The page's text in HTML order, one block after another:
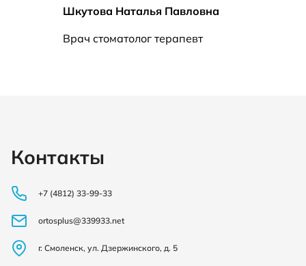
Шкутова Наталья Павловна
Врач стоматолог терапевт
Контакты
+7 (4812) 33-99-33
ortosplus@339933.net
г. Смоленск, ул. Дзержинского, д. 5